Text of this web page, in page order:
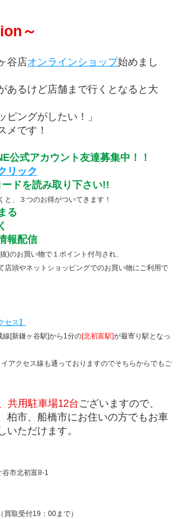
～
谷店オンラインショップ始めまし
あるけど店舗まで行くとなると大
ピングがしたい！」
メです！
公式アカウント友達募集中！！
リック
ドを読み取り下さい!!
と、３つのお得がついてきます！
る
報配信
)のお買い物で１ポイント付与され、
店頭やネットショッピングでのお買い物にご利用で
セス】
[新鎌ヶ谷駅]から1分の[北初富駅]が最寄り駅となっ
アクセス線も通っておりますのでそちらからでもご
共用駐車場12台 ございますので、
柏市、船橋市にお住いの方でもお車
いただけます。
市北初富8-1
取受付19：00まで）